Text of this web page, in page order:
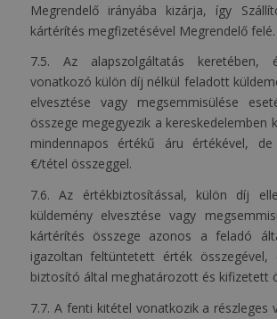
Megrendelő irányába kizárja, így
kártérítés megfizetésével Megrendelő felé.
7.5. Az alapszolgáltatás keretében,
vonatkozó külön díj nélkül feladott
elvesztése vagy megsemmisülése
összege megegyezik a kereskedelemben
mindennapos értékű áru értékével,
€/tétel összeggel.
7.6. Az értékbiztosítással, külön díj
küldemény elvesztése vagy
kártérítés összege azonos a feladó
igazoltan feltüntetett érték összegével,
biztosító által meghatározott és kifizetett
7.7. A fenti kitétel vonatkozik a részleges